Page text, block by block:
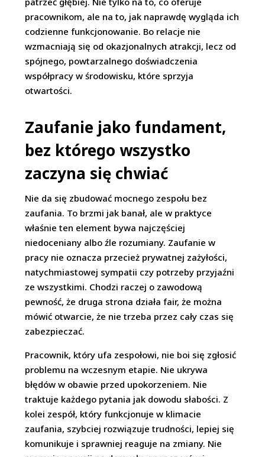
pracownikom, ale na to, jak naprawdę wygląda ich
codzienne funkcjonowanie. Bo relacje nie
wzmacniają się od okazjonalnych atrakcji, lecz od
spójnego, powtarzalnego doświadczenia
współpracy w środowisku, które sprzyja
otwartości.
Zaufanie jako fundament,
bez którego wszystko
zaczyna się chwiać
Nie da się zbudować mocnego zespołu bez
zaufania. To brzmi jak banał, ale w praktyce
właśnie ten element bywa najczęściej
niedoceniany albo źle rozumiany. Zaufanie w
pracy nie oznacza przecież prywatnej zażyłości,
natychmiastowej sympatii czy potrzeby przyjaźni
ze wszystkimi. Chodzi raczej o zawodową
pewność, że druga strona działa fair, że można
mówić otwarcie, że nie trzeba przez cały czas się
zabezpieczać.
Pracownik, który ufa zespołowi, nie boi się zgłosić
problemu na wczesnym etapie. Nie ukrywa
błędów w obawie przed upokorzeniem. Nie
traktuje każdego pytania jak dowodu słabości. Z
kolei zespół, który funkcjonuje w klimacie
zaufania, szybciej rozwiązuje trudności, lepiej się
komunikuje i sprawniej reaguje na zmiany. Nie